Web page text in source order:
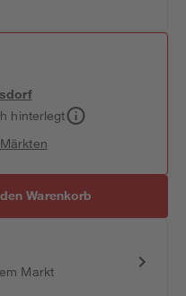
hinterlegt
Warenkorb
Markt